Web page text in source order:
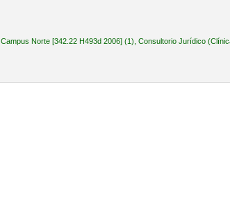
Norte [342.22 H493d 2006] (1), Consultorio Jurídico